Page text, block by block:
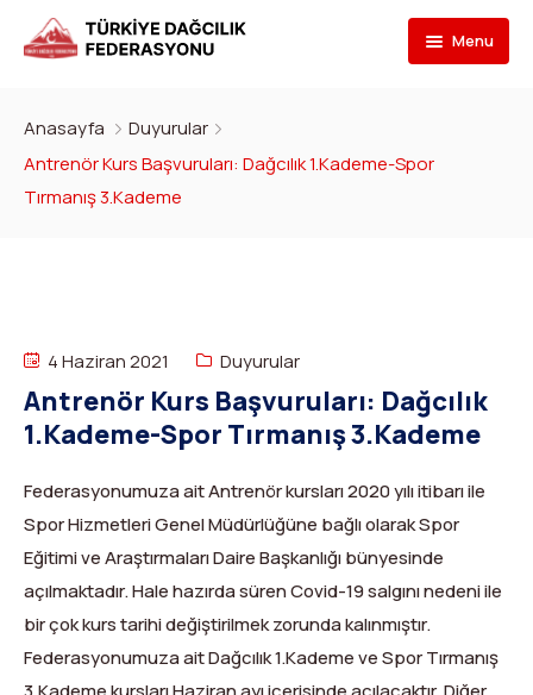
Menu
İletişim
Tarihçe
Yönetim Kurulu
İdari Personel
İl Temsilcileri
Kurullar
Federasyon Logosu
Branşlar
Dağcılık
Dağ Kayağı
Buz Tırmanışı
Kanyoning
Kulüpler
Kulüp Eğitim Başvuruları ve Uygulama Adımları
Formlar
İlanlar
Türkiye ‘nin Dağları
Anti-Doping
Mevzuat
Görevli Başvurusu
TDF Yayın/Kitap Başvurusu
Kimlik Başvurusu
DYS Şifre
DYS İlk Giriş ve Şifre (Kulüp)
DYS İlk Giriş ve Şifre (Sporcu, Antrenör, Hakem vb.)
DYS Şifre Başvuru Formu (Sadece Kulüp Yetkilileri)
Turkish ▼
Anasayfa
Duyurular
Antrenör Kurs Başvuruları: Dağcılık 1.Kademe-Spor
Tırmanış 3.Kademe
4 Haziran 2021 Duyurular
Antrenör Kurs Başvuruları: Dağcılık
1.Kademe-Spor Tırmanış 3.Kademe
Federasyonumuza ait Antrenör kursları 2020 yılı itibarı ile
Spor Hizmetleri Genel Müdürlüğüne bağlı olarak Spor
Eğitimi ve Araştırmaları Daire Başkanlığı bünyesinde
açılmaktadır. Hale hazırda süren Covid-19 salgını nedeni ile
bir çok kurs tarihi değiştirilmek zorunda kalınmıştır.
Federasyonumuza ait Dağcılık 1.Kademe ve Spor Tırmanış